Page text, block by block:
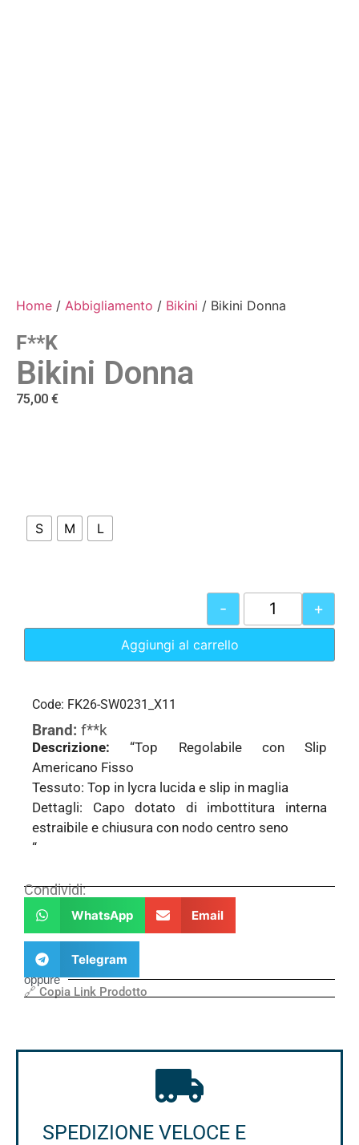
Home / Abbigliamento / Bikini / Bikini Donna
F**k
Bikini Donna
75,00 €
S M L
- +
Aggiungi al carrello
Code: FK26-SW0231_X11
Brand: f**k
Descrizione:“Top Regolabile con Slip
Americano Fisso
Tessuto: Top in lycra lucida e slip in maglia
Dettagli: Capo dotato di imbottitura interna
estraibile e chiusura con nodo centro seno
“
Condividi:
WhatsApp Email
Telegram
oppure
🔗 Copia Link Prodotto
SPEDIZIONE VELOCE E